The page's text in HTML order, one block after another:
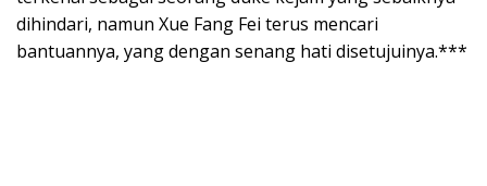
dihindari, namun Xue Fang Fei terus mencari
bantuannya, yang dengan senang hati disetujuinya.***